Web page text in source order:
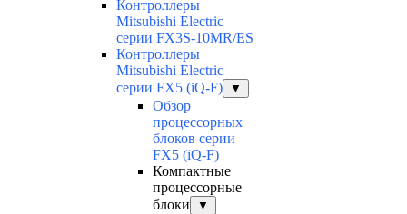
Контроллеры
Mitsubishi Electric
серии FX3S-10MR/ES
Контроллеры
Mitsubishi Electric
серии FX5 (iQ-F)
▼
Обзор
процессорных
блоков серии
FX5 (iQ-F)
Компактные
процессорные
блоки
▼